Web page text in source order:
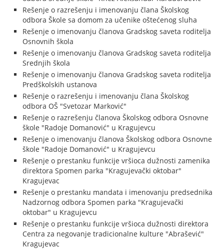
Rešenje o razrešenju i imenovanju člana Školskog
odbora Škole sa domom za učenike oštećenog sluha
Rešenje o imenovanju članova Gradskog saveta roditelja
Osnovnih škola
Rešenje o imenovanju članova Gradskog saveta roditelja
Srednjih škola
Rešenje o imenovanju članova Gradskog saveta roditelja
Predškolskih ustanova
Rešenje o razrešenju i imenovanju člana Školskog
odbora OŠ "Svetozar Marković"
Rešenje o razrešenju članova Školskog odbora Osnovne
škole "Radoje Domanović" u Kragujevcu
Rešenje o imenovanju članova Školskog odbora Osnovne
škole "Radoje Domanović" u Kragujevcu
Rešenje o prestanku funkcije vršioca dužnosti zamenika
direktora Spomen parka "Kragujevački oktobar"
Kragujevac
Rešenje o prestanku mandata i imenovanju predsednika
Nadzornog odbora Spomen parka "Kragujevački
oktobar" u Kragujevcu
Rešenje o prestanku funkcije vršioca dužnosti direktora
Centra za negovanje tradicionalne kulture "Abrašević"
Kragujevac